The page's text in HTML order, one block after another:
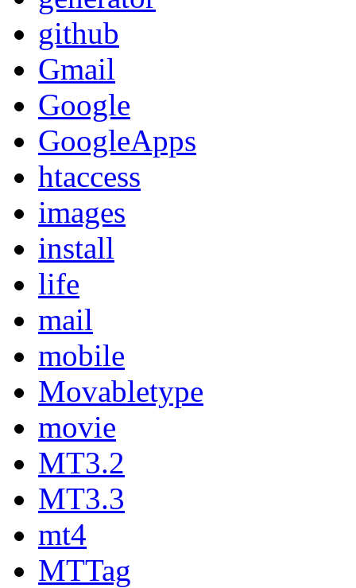
github
Gmail
Google
GoogleApps
htaccess
images
install
life
mail
mobile
Movabletype
movie
MT3.2
MT3.3
mt4
MTTag